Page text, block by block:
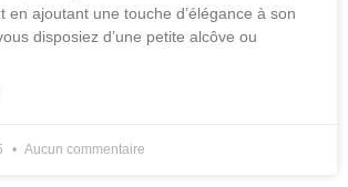
en ajoutant une touche d’élégance à son
disposiez d’une petite alcôve ou
Aucun commentaire